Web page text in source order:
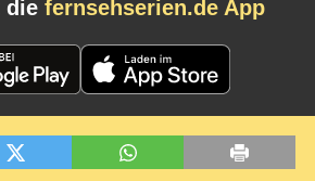
die fernsehserien.de App